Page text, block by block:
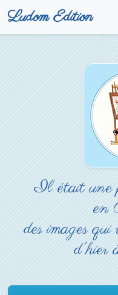
Ludom Edition
Il était une
en
des images
d'hier